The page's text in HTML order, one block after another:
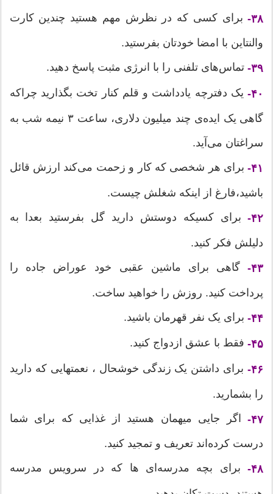
۳۸- برای کسی که در نظرش مهم هستید چندین کارت
والنتاین با امضا خودتان بفرستید.
۳۹- تماس‌های تلفنی را با انرژی مثبت پاسخ دهید.
۴۰- یک دفترچه یادداشت و قلم کنار تخت بگذارید چراکه
گاهی یک ایده‌ی چند میلیون دلاری، ساعت ۳ نیمه شب به
سراغتان می‌آید.
۴۱- برای هر شخصی که کار و زحمت می‌کند ارزش قائل
باشید،فارغ از اینکه شغلش چیست.
۴۲- برای کسیکه دوستش دارید گل بفرستید بعدا به
دلیلش فکر کنید.
۴۳- گاهی برای ماشین عقبی خود عوراض جاده را
پرداخت کنید. روزش را خواهید ساخت.
۴۴- برای یک نفر قهرمان باشید.
۴۵- فقط با عشق ازدواج کنید.
۴۶- برای داشتن یک زندگی خوشحال ، نعمتهایی که دارید
را بشمارید.
۴۷- اگر جایی میهمان هستید از غذایی که برای شما
درست کرده‌اند تعریف و تمجید کنید.
۴۸- برای بچه‌ مدرسه‌‌ای ها که در سرویس مدرسه